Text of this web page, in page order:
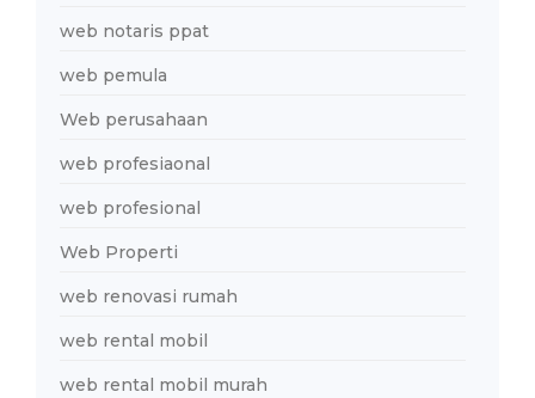
web notaris ppat
web pemula
Web perusahaan
web profesiaonal
web profesional
Web Properti
web renovasi rumah
web rental mobil
web rental mobil murah